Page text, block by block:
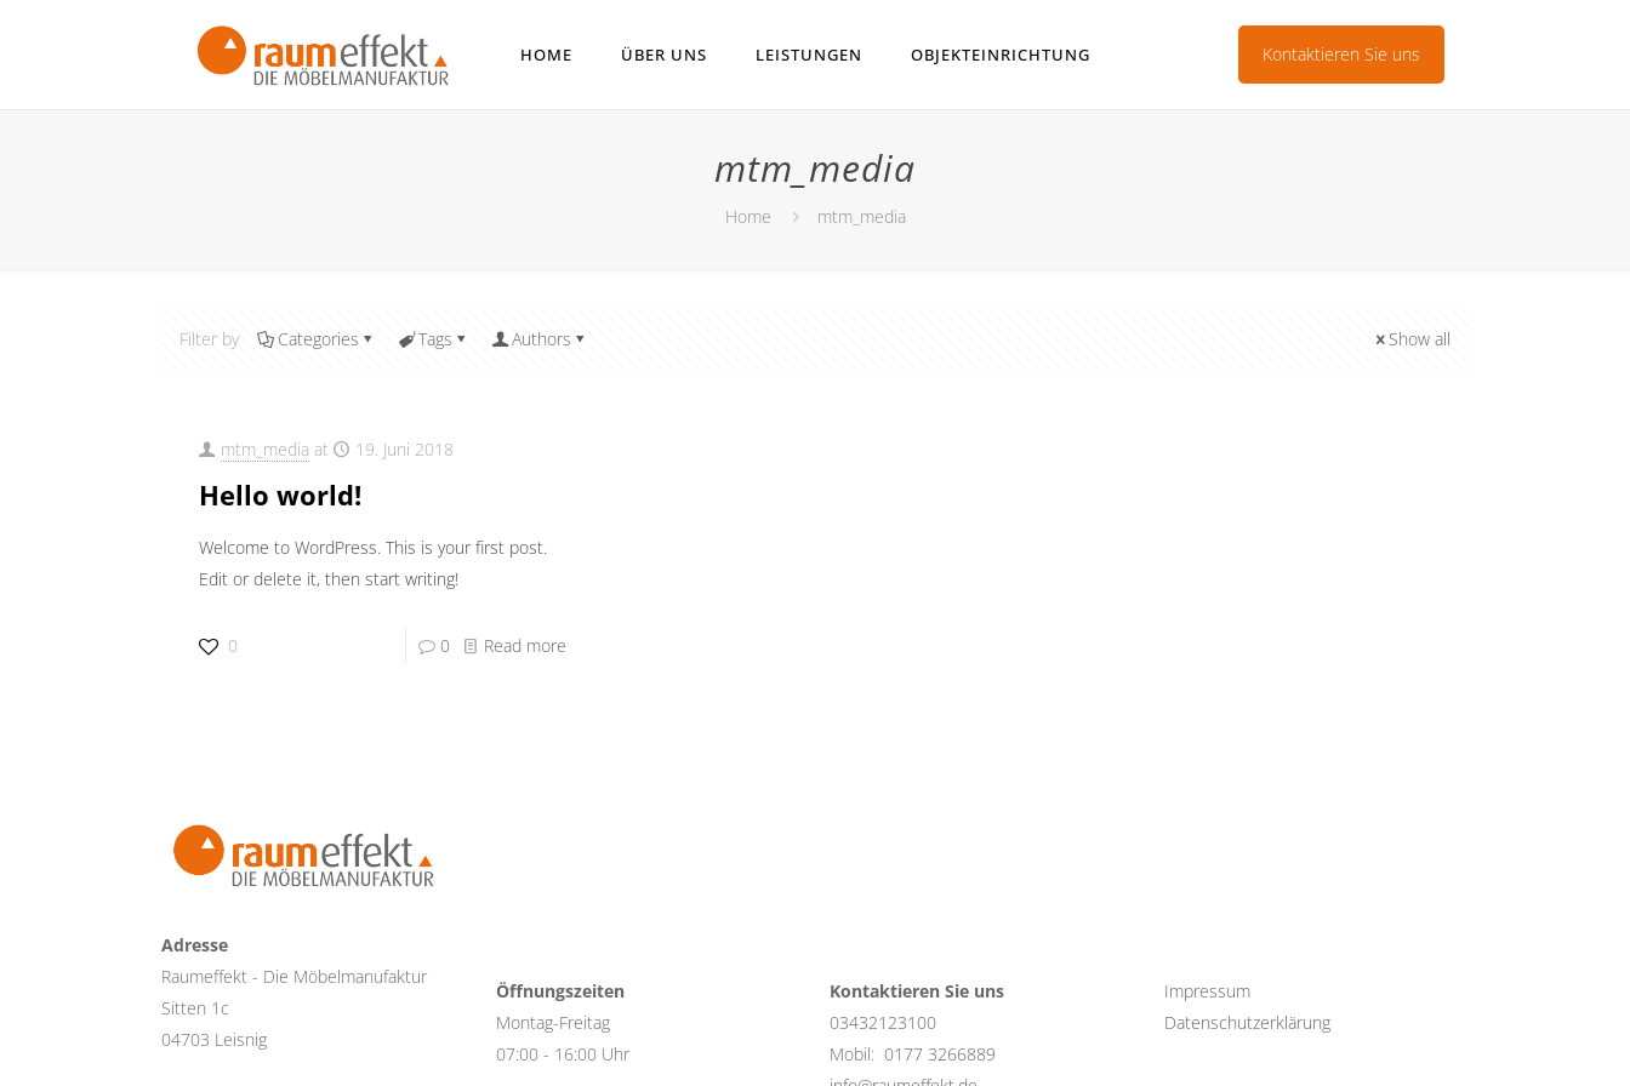
HOME ÜBER UNS LEISTUNGEN OBJEKTEINRICHTUNG Kontaktieren Sie uns
mtm_media
Home mtm_media
Filter by Categories Tags Authors Show all
mtm_media at 19. Juni 2018
Hello world!
Welcome to WordPress. This is your first post.
Edit or delete it, then start writing!
0 0 Read more
Adresse
Raumeffekt - Die Möbelmanufaktur
Sitten 1c
04703 Leisnig
Öffnungszeiten
Montag-Freitag
07:00 - 16:00 Uhr
Kontaktieren Sie uns
03432123100
Mobil: 0177 3266889
Impressum
Datenschutzerklärung